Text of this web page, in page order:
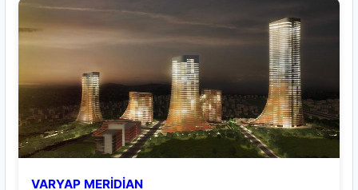
VARYAP MERİDİAN